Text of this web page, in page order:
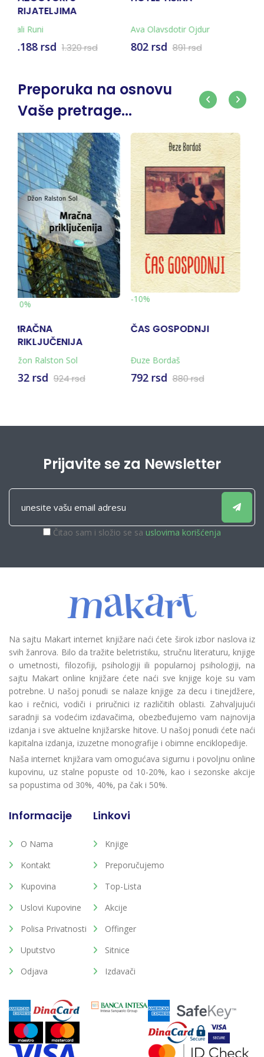
Ojdur
891 rsd
grupa autora
Preporuka na osnovu
Vaše pretrage...
880 rsd
OGNJISTA
735 rsd
Prijavite se za Newsletter
Čitao sam i složio se sa uslovima korišćenja
Na sajtu Makart internet knjižare naći ćete širok izbor naslova iz
svih žanrova. Bilo da tražite beletristiku, stručnu literaturu, knjige
o umetnosti, filozofiji, psihologiji ili popularnoj psihologiji, na
sajtu Makart online knjižare ćete naći sve knjige koje su vam
potrebne. U našoj ponudi se nalaze knjige za decu i tinejdžere,
kao i rečnici, vodiči i priručnici iz različitih oblasti. Zahvaljujući
saradnji sa vodećim izdavačima, obezbeđujemo vam najnovija
izdanja i sve aktuelne knjižarske hitove. U našoj ponudi ćete naći
kapitalna izdanja, izuzetne monografije i obimne enciklopedije.
Naša internet knjižara vam omogućava sigurnu i povoljnu online
kupovinu, uz stalne popuste od 10-20%, kao i sezonske akcije
sa popustima od 30%, 40%, pa čak i 50%.
Informacije
O Nama
Kontakt
Kupovina
Uslovi Kupovine
Polisa Privatnosti
Uputstvo
Odjava
Linkovi
Knjige
Preporučujemo
Top-Lista
Akcije
Offinger
Sitnice
Izdavači